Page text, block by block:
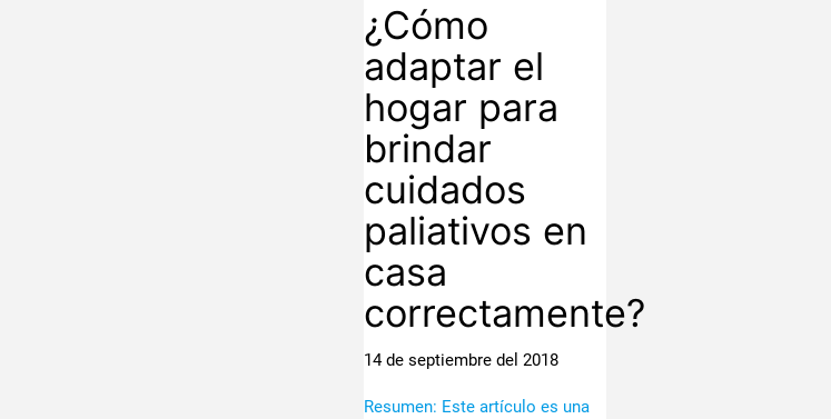
¿Cómo
adaptar el
hogar para
brindar
cuidados
paliativos en
casa
correctamente?
14 de septiembre del 2018
Resumen: Este artículo es una